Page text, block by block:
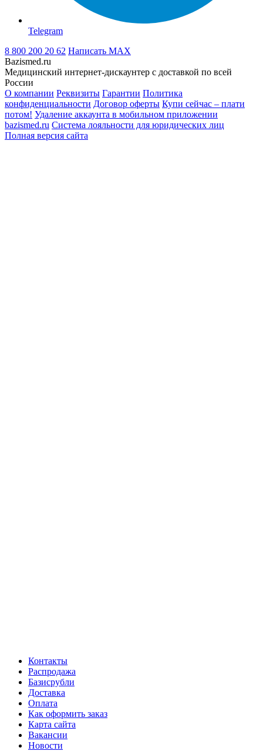
Telegram
8 800 200 20 62 Написать MAX
Bazismed.ru
Медицинский интернет-дискаунтер с доставкой по всей
России
О компании Реквизиты Гарантии Политика
конфиденциальности Договор оферты Купи сейчас – плати
потом! Удаление аккаунта в мобильном приложении
bazismed.ru Система лояльности для юридических лиц
Полная версия сайта
Контакты
Распродажа
Базисрубли
Доставка
Оплата
Как оформить заказ
Карта сайта
Вакансии
Новости